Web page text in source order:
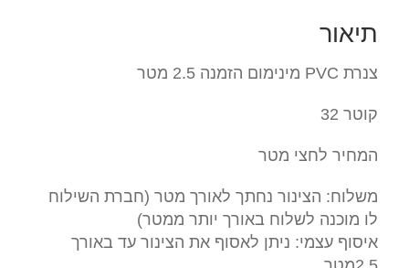
תיאור
צנרת PVC מינימום הזמנה 2.5 מטר
קוטר 32
המחיר לחצי מטר
משלוח: הצינור נחתך לאורך מטר (חברת השילוח
לו מוכנה לשלוח באורך יותר ממטר)
איסוף עצמי: ניתן לאסוף את הצינור עד באורך